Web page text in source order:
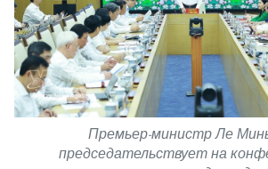
Премьер-министр Ле
председательствует на